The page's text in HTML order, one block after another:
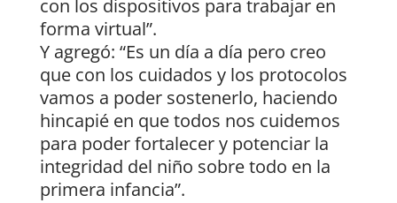
con los dispositivos para trabajar en
forma virtual”.
Y agregó: “Es un día a día pero creo
que con los cuidados y los protocolos
vamos a poder sostenerlo, haciendo
hincapié en que todos nos cuidemos
para poder fortalecer y potenciar la
integridad del niño sobre todo en la
primera infancia”.